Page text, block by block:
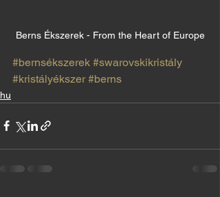
Berns Ékszerek - From the Heart of Europe
#bernsékszerek #swarovskikristály
#kristályékszer #berns
hu